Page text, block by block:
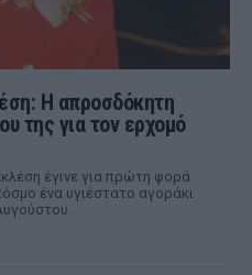
Η απροσδόκητη
της για τον ερχομό
έγινε για πρώτη φορά
ένα υγιέστατο αγοράκι